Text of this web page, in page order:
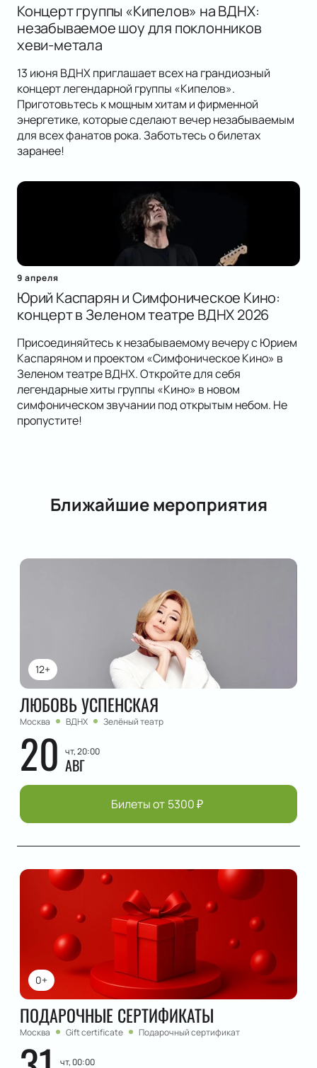
Концерт группы «Кипелов» на ВДНХ:
незабываемое шоу для поклонников
хеви-метала
13 июня ВДНХ приглашает всех на грандиозный
концерт легендарной группы «Кипелов».
Приготовьтесь к мощным хитам и фирменной
энергетике, которые сделают вечер незабываемым
для всех фанатов рока. Заботьтесь о билетах
заранее!
9 апреля
Юрий Каспарян и Симфоническое Кино:
концерт в Зеленом театре ВДНХ 2026
Присоединяйтесь к незабываемому вечеру с Юрием
Каспаряном и проектом «Симфоническое Кино» в
Зеленом театре ВДНХ. Откройте для себя
легендарные хиты группы «Кино» в новом
симфоническом звучании под открытым небом. Не
пропустите!
Ближайшие мероприятия
12+
ЛЮБОВЬ УСПЕНСКАЯ
Москва ВДНХ Зелёный театр
20 чт, 20:00
АВГ
Билеты от 5300₽
0+
ПОДАРОЧНЫЕ СЕРТИФИКАТЫ
Москва Gift certificate Подарочный сертификат
чт, 00:00